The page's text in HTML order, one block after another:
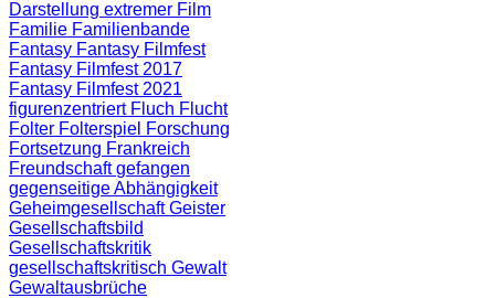
Darstellung extremer Film
Familie Familienbande
Fantasy Fantasy Filmfest
Fantasy Filmfest 2017
Fantasy Filmfest 2021
figurenzentriert Fluch Flucht
Folter Folterspiel Forschung
Fortsetzung Frankreich
Freundschaftgefangen
gegenseitige Abhängigkeit
GeheimgesellschaftGeister
Gesellschaftsbild
Gesellschaftskritik
gesellschaftskritisch Gewalt
Gewaltausbrüche